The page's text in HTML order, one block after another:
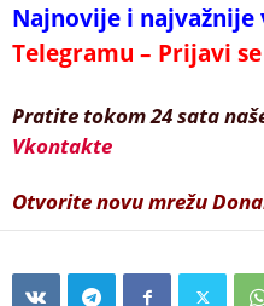
Najnovije i najvažnije
Telegramu – Prijavi se
Pratite tokom 24 sata
Vkontakte
Otvorite novu mrežu